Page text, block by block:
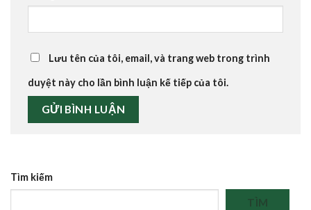
Lưu tên của tôi, email, và trang web trong trình
duyệt này cho lần bình luận kế tiếp của tôi.
Tìm kiếm
TÌM